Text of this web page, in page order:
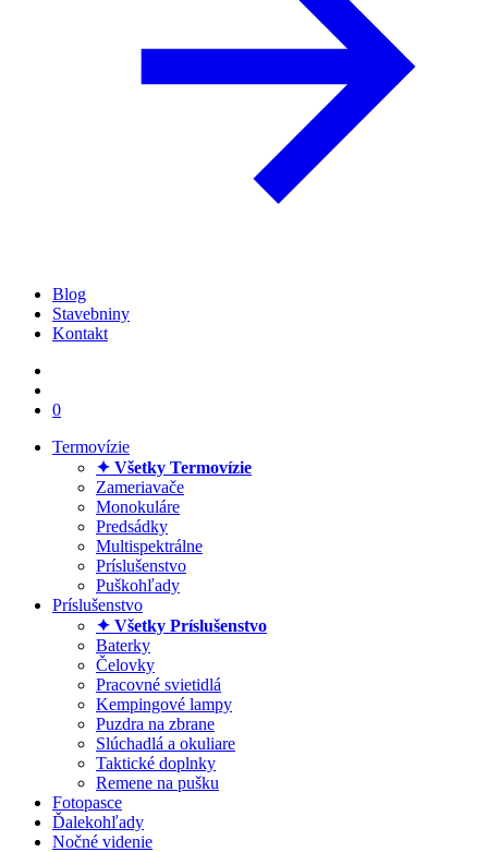
Blog
Stavebniny
Kontakt
0
Termovízie
✦ Všetky Termovízie
Zameriavače
Monokuláre
Predsádky
Multispektrálne
Príslušenstvo
Puškohľady
Príslušenstvo
✦ Všetky Príslušenstvo
Baterky
Čelovky
Pracovné svietidlá
Kempingové lampy
Puzdra na zbrane
Slúchadlá a okuliare
Taktické doplnky
Remene na pušku
Fotopasce
Ďalekohľady
Nočné videnie